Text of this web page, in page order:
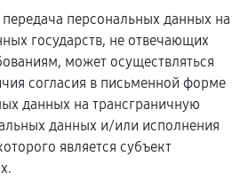
передача персональных данных на
государств, не отвечающих
может осуществляться
согласия в письменной форме
данных на трансграничную
данных и/или исполнения
является субъект